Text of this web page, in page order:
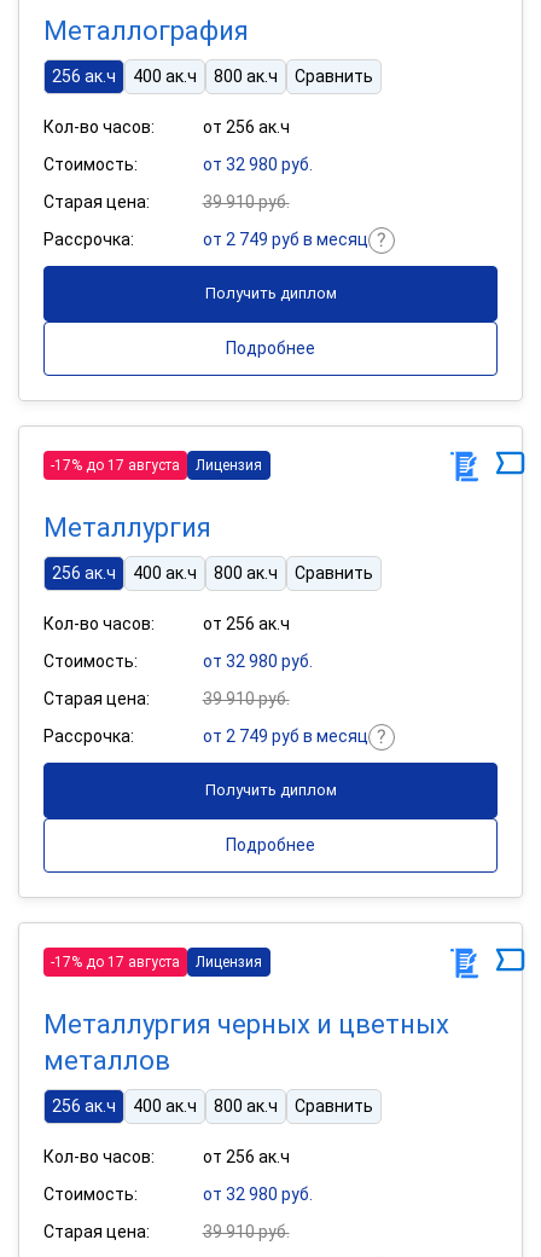
Металлография
256 ак.ч 400 ак.ч 800 ак.ч Сравнить
Кол-во часов:
от 256 ак.ч
Стоимость:
от 32 980 руб.
Старая цена:
39 910 руб.
Рассрочка:
от 2 749 руб в месяц
Получить диплом
Подробнее
-17% до 17 августа Лицензия
Металлургия
256 ак.ч 400 ак.ч 800 ак.ч Сравнить
Кол-во часов:
от 256 ак.ч
Стоимость:
от 32 980 руб.
Старая цена:
39 910 руб.
Рассрочка:
от 2 749 руб в месяц
Получить диплом
Подробнее
-17% до 17 августа Лицензия
Металлургия черных и цветных
металлов
256 ак.ч 400 ак.ч 800 ак.ч Сравнить
Кол-во часов:
от 256 ак.ч
Стоимость:
от 32 980 руб.
Старая цена:
39 910 руб.